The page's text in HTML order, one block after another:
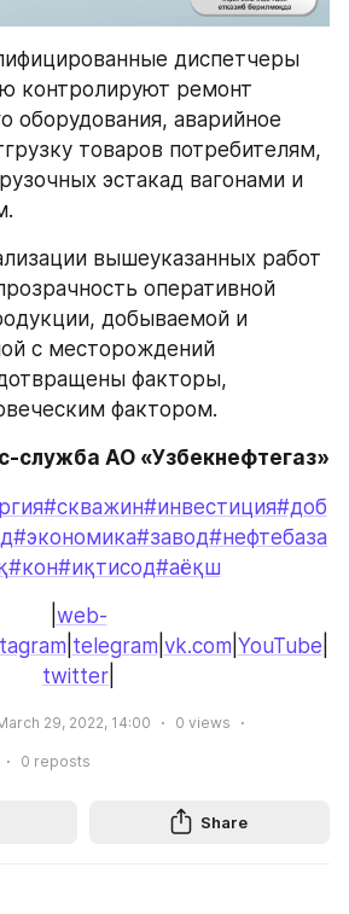
диспетчеры
контролируют ремонт
оборудования, аварийное
товаров потребителям,
эстакад вагонами и
вышеуказанных работ
оперативной
добываемой и
с месторождений
факторы,
фактором.
служба АО «Узбекнефтегаз»
#скважин#инвестиция#доб
#экономика#завод#нефтебаза
#кон#иқтисод#аёқш
web-
telegram vk.com YouTube
twitter
29, 2022, 14:00 0 views
0 reposts
Share